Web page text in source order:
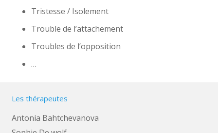
Tristesse / Isolement
Trouble de l’attachement
Troubles de l’opposition
…
Les thérapeutes
Antonia Bahtchevanova